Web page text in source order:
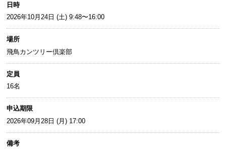
日時
2026年10月24日 (土) 9:48〜16:00
場所
飛鳥カンツリー倶楽部
定員
16名
申込期限
2026年09月28日 (月) 17:00
備考